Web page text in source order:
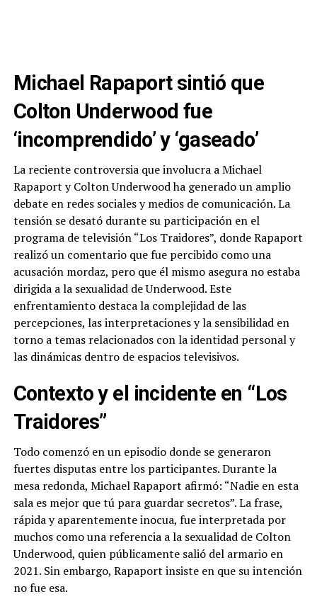
Michael Rapaport sintió que
Colton Underwood fue
‘incomprendido’ y ‘gaseado’
La reciente controversia que involucra a Michael
Rapaport y Colton Underwood ha generado un amplio
debate en redes sociales y medios de comunicación. La
tensión se desató durante su participación en el
programa de televisión “Los Traidores”, donde Rapaport
realizó un comentario que fue percibido como una
acusación mordaz, pero que él mismo asegura no estaba
dirigida a la sexualidad de Underwood. Este
enfrentamiento destaca la complejidad de las
percepciones, las interpretaciones y la sensibilidad en
torno a temas relacionados con la identidad personal y
las dinámicas dentro de espacios televisivos.
Contexto y el incidente en “Los
Traidores”
Todo comenzó en un episodio donde se generaron
fuertes disputas entre los participantes. Durante la
mesa redonda, Michael Rapaport afirmó: “Nadie en esta
sala es mejor que tú para guardar secretos”. La frase,
rápida y aparentemente inocua, fue interpretada por
muchos como una referencia a la sexualidad de Colton
Underwood, quien públicamente salió del armario en
2021. Sin embargo, Rapaport insiste en que su intención
no fue esa.